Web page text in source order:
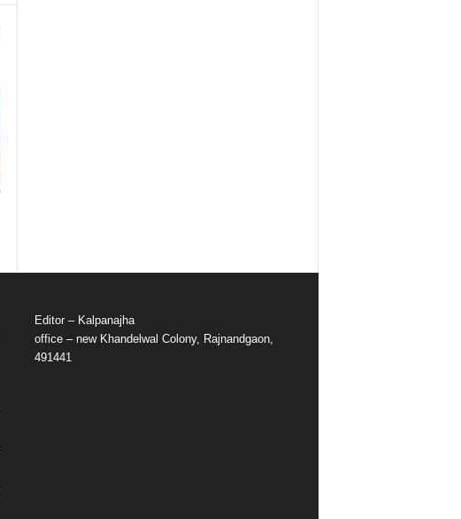
Editor – Kalpanajha
office – new Khandelwal Colony, Rajnandgaon,
491441